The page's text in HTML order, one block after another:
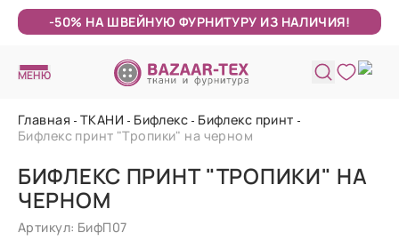
-50% НА ШВЕЙНУЮ ФУРНИТУРУ ИЗ НАЛИЧИЯ!
МЕНЮ
Главная ТКАНИ Бифлекс
Бифлекс принт
Бифлекс принт "Тропики" на черном
БИФЛЕКС ПРИНТ "ТРОПИКИ" НА
ЧЕРНОМ
Артикул: БифП07